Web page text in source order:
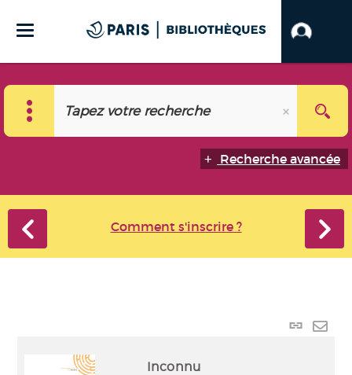
Recherche avancée
Comment s'inscrire ?
Lien
Inconnu